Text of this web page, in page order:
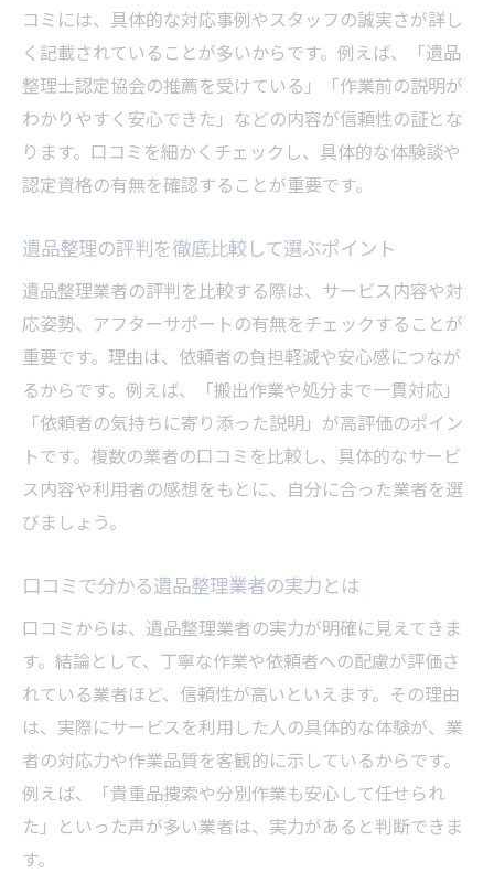
コミには、具体的な対応事例やスタッフの誠実さが詳し
く記載されていることが多いからです。例えば、「遺品
整理士認定協会の推薦を受けている」「作業前の説明が
わかりやすく安心できた」などの内容が信頼性の証とな
ります。口コミを細かくチェックし、具体的な体験談や
認定資格の有無を確認することが重要です。
遺品整理の評判を徹底比較して選ぶポイント
遺品整理業者の評判を比較する際は、サービス内容や対
応姿勢、アフターサポートの有無をチェックすることが
重要です。理由は、依頼者の負担軽減や安心感につなが
るからです。例えば、「搬出作業や処分まで一貫対応」
「依頼者の気持ちに寄り添った説明」が高評価のポイン
トです。複数の業者の口コミを比較し、具体的なサービ
ス内容や利用者の感想をもとに、自分に合った業者を選
びましょう。
口コミで分かる遺品整理業者の実力とは
口コミからは、遺品整理業者の実力が明確に見えてきま
す。結論として、丁寧な作業や依頼者への配慮が評価さ
れている業者ほど、信頼性が高いといえます。その理由
は、実際にサービスを利用した人の具体的な体験が、業
者の対応力や作業品質を客観的に示しているからです。
例えば、「貴重品捜索や分別作業も安心して任せられ
た」といった声が多い業者は、実力があると判断できま
す。